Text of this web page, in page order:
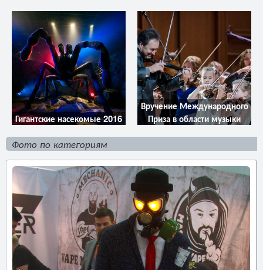
Гигантские насекомые 2016
Вручение Международного
Приза в области музыки
Фото по категориям